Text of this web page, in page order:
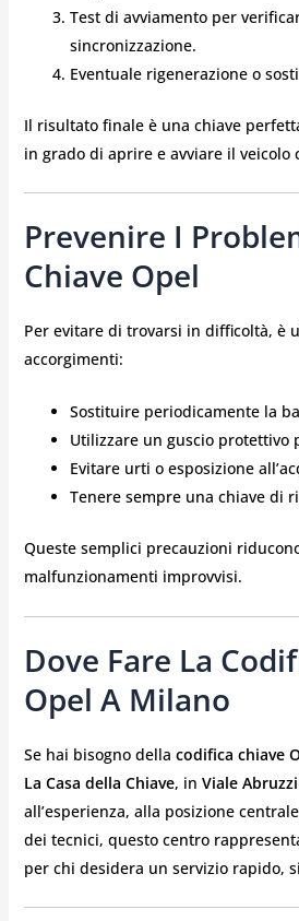
Test di avviamento per
sincronizzazione.
Eventuale rigenerazione o
Il risultato finale è una chiave
in grado di aprire e avviare il veicolo
Prevenire I
Chiave Opel
Per evitare di trovarsi in difficoltà, è
accorgimenti:
Sostituire periodicamente la
Utilizzare un guscio protettivo
Evitare urti o esposizione
Tenere sempre una chiave di
Queste semplici precauzioni
malfunzionamenti improvvisi.
Dove Fare La
Opel A Milano
Se hai bisogno della codifica chiave
La Casa della Chiave, in Viale
all’esperienza, alla posizione
dei tecnici, questo centro
per chi desidera un servizio rapido,